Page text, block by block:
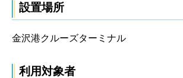
設置場所
金沢港クルーズターミナル
利用対象者